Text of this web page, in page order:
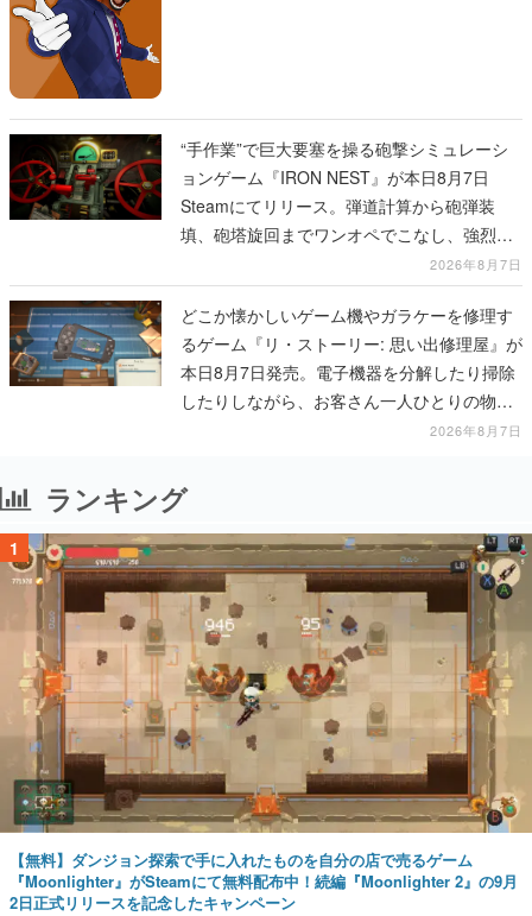
“手作業”で巨大要塞を操る砲撃シミュレーシ
ョンゲーム『IRON NEST』が本日8月7日
Steamにてリリース。弾道計算から砲弾装
填、砲塔旋回までワンオペでこなし、強烈な
一撃をブチかませるロマンある作品2026年8月7日
どこか懐かしいゲーム機やガラケーを修理す
るゲーム『リ・ストーリー: 思い出修理屋』が
本日8月7日発売。電子機器を分解したり掃除
したりしながら、お客さん一人ひとりの物語
2026年8月7日
ランキング
1
【無料】ダンジョン探索で手に入れたものを自分の店で売るゲーム
『Moonlighter』がSteamにて無料配布中！続編『Moonlighter 2』の9月
2日正式リリースを記念したキャンペーン